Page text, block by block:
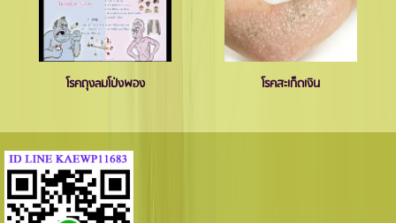
โรคถุงลมโป่งพอง โรคสะเก็ดเงิน